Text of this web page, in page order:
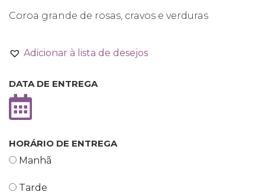
Coroa grande de rosas, cravos e verduras
Adicionar à lista de desejos
DATA DE ENTREGA
HORÁRIO DE ENTREGA
Manhã
Tarde